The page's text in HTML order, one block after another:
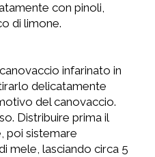
con pinoli,
di limone.
infarinato in
delicatamente
del canovaccio.
Distribuire prima il
poi sistemare
mele, lasciando circa 5